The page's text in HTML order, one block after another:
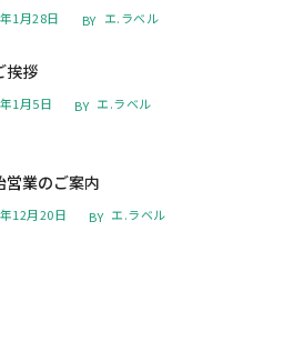
1月28日 BY エ.ラベル
挨拶
1月5日 BY エ.ラベル
営業のご案内
12月20日 BY エ.ラベル